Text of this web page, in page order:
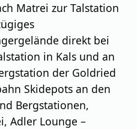
Matrei zur Talstation
direkt bei
in Kals und an
der Goldried
Skidepots an den
Bergstationen,
Adler Lounge –